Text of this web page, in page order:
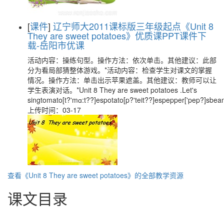
[课件] 辽宁师大2011课标版三年级起点《Unit 8
They are sweet potatoes》优质课PPT课件下
载-岳阳市优课
活动内容：操练句型。操作方法：依次单击。其他建议：此部
分为看局部猜整体游戏。*活动内容：检查学生对课文的掌握
情况。操作方法：单击出示苹果遮盖。其他建议：教师可以让
学生表演对话。*Unit 8 They are sweet potatoes .Let's
上传时间：03-17
查看《Unit 8 They are sweet potatoes》的全部教学资源
课文目录